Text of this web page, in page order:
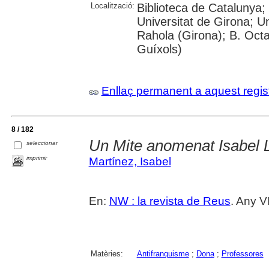
Localització: Biblioteca de
Universitat de Girona;
Rahola (Girona); B.
Guíxols)
Enllaç permanent a aquest
8 / 182
seleccionar
imprimir
Un Mite anomenat Isabel
Martínez, Isabel
En: NW : la revista de Reus. Any
Matèries: Antifranquisme; Dona; Professores